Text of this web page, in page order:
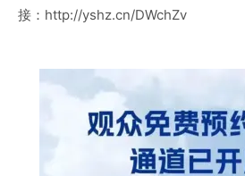
接：http://yshz.cn/DWchZv